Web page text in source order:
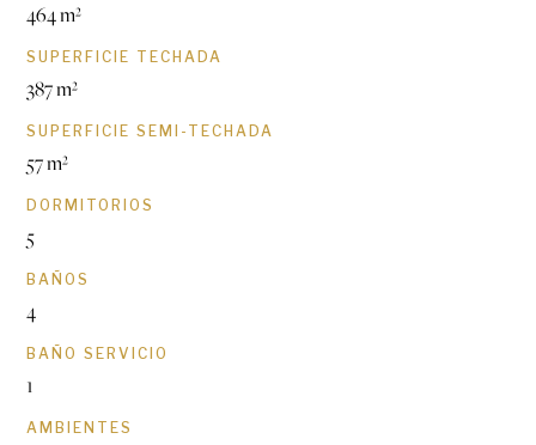
464 m²
SUPERFICIE TECHADA
387 m²
SUPERFICIE SEMI-TECHADA
57 m²
DORMITORIOS
5
BAÑOS
4
BAÑO SERVICIO
1
AMBIENTES